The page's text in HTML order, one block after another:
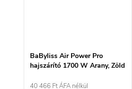
BaByliss Air Power Pro
hajszárító 1700 W Arany, Zöld
40 466 Ft ÁFA nélkül